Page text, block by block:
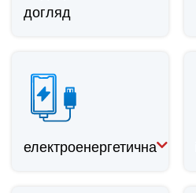
догляд
електроенергетична